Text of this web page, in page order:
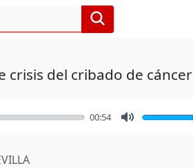
crisis del cribado de cáncer
00:54